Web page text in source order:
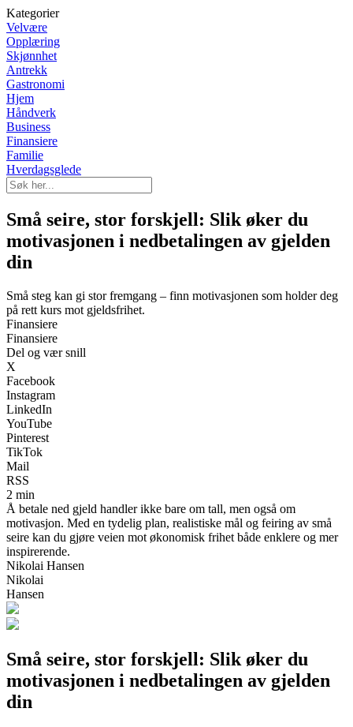
Kategorier
Velvære
Opplæring
Skjønnhet
Antrekk
Gastronomi
Hjem
Håndverk
Business
Finansiere
Familie
Hverdagsglede
Små seire, stor forskjell: Slik øker du
motivasjonen i nedbetalingen av gjelden
din
Små steg kan gi stor fremgang – finn motivasjonen som holder deg
på rett kurs mot gjeldsfrihet.
Finansiere
Finansiere
Del og vær snill
X
Facebook
Instagram
LinkedIn
YouTube
Pinterest
TikTok
Mail
RSS
2 min
Å betale ned gjeld handler ikke bare om tall, men også om
motivasjon. Med en tydelig plan, realistiske mål og feiring av små
seire kan du gjøre veien mot økonomisk frihet både enklere og mer
inspirerende.
Nikolai Hansen
Nikolai
Hansen
Små seire, stor forskjell: Slik øker du
motivasjonen i nedbetalingen av gjelden
din